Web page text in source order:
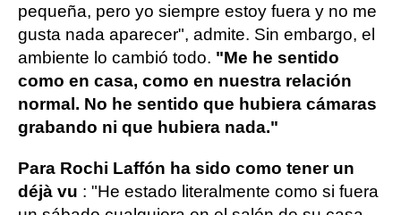
pequeña, pero yo siempre estoy fuera y no me
gusta nada aparecer", admite. Sin embargo, el
ambiente lo cambió todo. "Me he sentido
como en casa, como en nuestra relación
normal. No he sentido que hubiera cámaras
grabando ni que hubiera nada."
Para Rochi Laffón ha sido como tener un
déjà vu : "He estado literalmente como si fuera